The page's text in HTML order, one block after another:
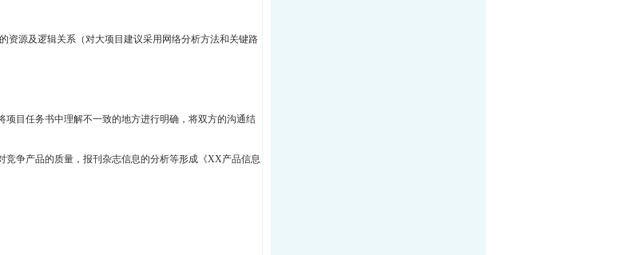
资源及逻辑关系（对大项目建议采用网络分析方法和关键路
目任务书中理解不一致的地方进行明确，将双方的沟通结
争产品的质量，报刊杂志信息的分析等形成《XX产品信息